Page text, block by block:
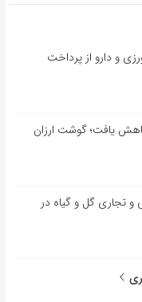
کشاورزی و دارو از پرداخت
30 درصد کاهش یافت؛ گوشت ارزان
و تجاری گل و گیاه در